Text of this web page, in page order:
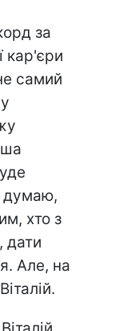
за
кар'єри
самий
думаю,
хто з
дати
Але, на